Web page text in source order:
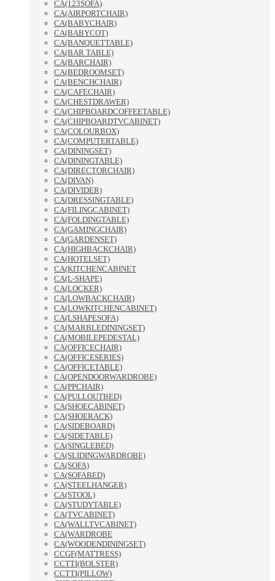
CA(123SOFA)
CA(AIRPORTCHAIR)
CA(BABYCHAIR)
CA(BABYCOT)
CA(BANQUETTABLE)
CA(BAR TABLE)
CA(BARCHAIR)
CA(BEDROOMSET)
CA(BENCHCHAIR)
CA(CAFECHAIR)
CA(CHESTDRAWER)
CA(CHIPBOARDCOFFEETABLE)
CA(CHIPBOARDTVCABINET)
CA(COLOURBOX)
CA(COMPUTERTABLE)
CA(DININGSET)
CA(DININGTABLE)
CA(DIRECTORCHAIR)
CA(DIVAN)
CA(DIVIDER)
CA(DRESSINGTABLE)
CA(FILINGCABINET)
CA(FOLDINGTABLE)
CA(GAMINGCHAIR)
CA(GARDENSET)
CA(HIGHBACKCHAIR)
CA(HOTELSET)
CA(KITCHENCABINET
CA(L-SHAPE)
CA(LOCKER)
CA(LOWBACKCHAIR)
CA(LOWKITCHENCABINET)
CA(LSHAPESOFA)
CA(MARBLEDININGSET)
CA(MOBILEPEDESTAL)
CA(OFFICECHAIR)
CA(OFFICESERIES)
CA(OFFICETABLE)
CA(OPENDOORWARDROBE)
CA(PPCHAIR)
CA(PULLOUTBED)
CA(SHOECABINET)
CA(SHOERACK)
CA(SIDEBOARD)
CA(SIDETABLE)
CA(SINGLEBED)
CA(SLIDINGWARDROBE)
CA(SOFA)
CA(SOFABED)
CA(STEELHANGER)
CA(STOOL)
CA(STUDYTABLE)
CA(TVCABINET)
CA(WALLTVCABINET)
CA(WARDROBE
CA(WOODENDININGSET)
CCGF(MATTRESS)
CCTTI(BOLSTER)
CCTTI(PILLOW)